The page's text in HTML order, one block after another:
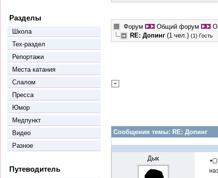
Разделы
Школа
Тех-раздел
Репортажи
Места катания
Слалом
Пресса
Юмор
Медпункт
Видео
Разное
Путеводитель
Форум Общий форум
RE: Допинг(1 чел.) (1) Гость
Сообщения темы: RE: Допинг
Дык